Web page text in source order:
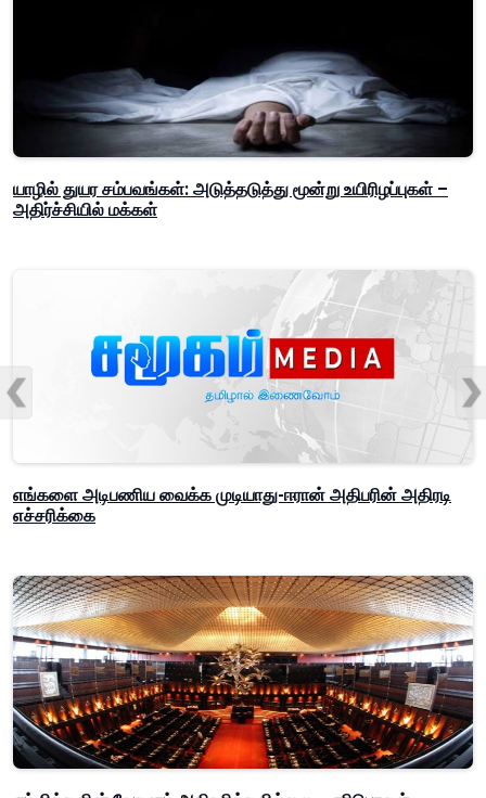
யாழில் துயர சம்பவங்கள்: அடுத்தடுத்து மூன்று உயிரிழப்புகள் –
அதிர்ச்சியில் மக்கள்
எங்களை அடிபணிய வைக்க முடியாது-ஈரான் அதிபரின் அதிரடி
எச்சரிக்கை